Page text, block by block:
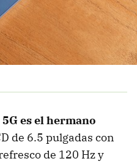
es el hermano
de 6.5 pulgadas con
de 120 Hz y